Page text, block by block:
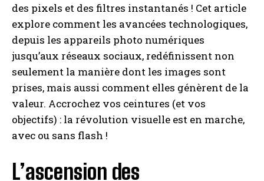
des pixels et des filtres instantanés ! Cet article
explore comment les avancées technologiques,
depuis les appareils photo numériques
jusqu’aux réseaux sociaux, redéfinissent non
seulement la manière dont les images sont
prises, mais aussi comment elles génèrent de la
valeur. Accrochez vos ceintures (et vos
objectifs) : la révolution visuelle est en marche,
avec ou sans flash !
L’ascension des